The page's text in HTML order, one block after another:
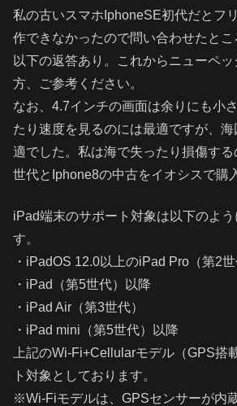
私の古いスマホIphoneSE初代だとフ
作できなかったので問い合わせたとこ
以下の返答あり。これからニューペ
方、ご参考ください。
なお、4.7インチの画面は余りにも小
たり速度を見るのには最適ですが、
適でした。私は海で失ったり損傷す
世代とIphone8の中古をイオシスで購
iPad端末のサポート対象は以下のよう
す。
・iPadOS 12.0以上のiPad Pro（第2
・iPad（第5世代）以降
・iPad Air（第3世代）
・iPad mini（第5世代）以降
上記のWi-Fi+Cellularモデル（GPS搭
ト対象としております。
※Wi-Fiモデルは、GPSセンサーが内